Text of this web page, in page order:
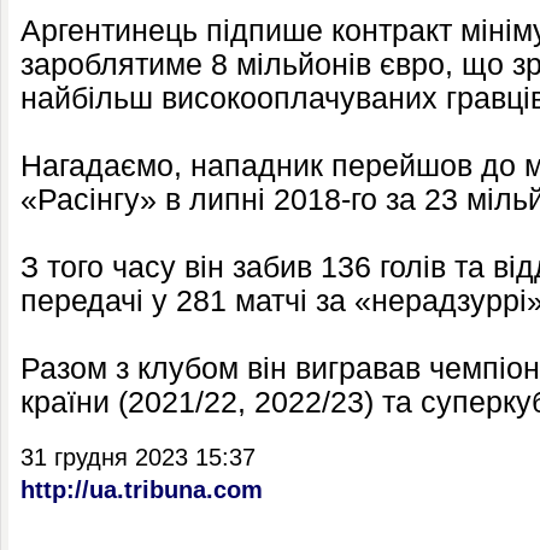
Аргентинець підпише контракт
зароблятиме 8 мільйонів євро, що
найбільш високооплачуваних
Нагадаємо, нападник перейшов до
«Расінгу» в липні 2018-го за 23
З того часу він забив 136 голів та
передачі у 281 матчі за
Разом з клубом він вигравав
країни (2021/22, 2022/23) та
31 грудня 2023 15:37
http://ua.tribuna.com